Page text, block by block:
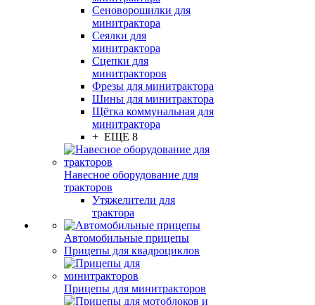
Сеноворошилки для
минитрактора
Сеялки для
минитрактора
Сцепки для
минитракторов
Фрезы для минитрактора
Шины для минитрактора
Щётка коммунальная для
минитрактора
+ ЕЩЕ 8
Навесное оборудование для
тракторов
Утяжелители для
трактора
Автомобильные прицепы
Прицепы для квадроциклов
Прицепы для минитракторов